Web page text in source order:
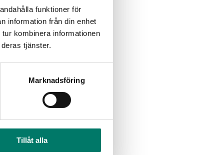
funktioner för
information från din enhet
kombinera informationen
tjänster.
Marknadsföring
Tillåt alla